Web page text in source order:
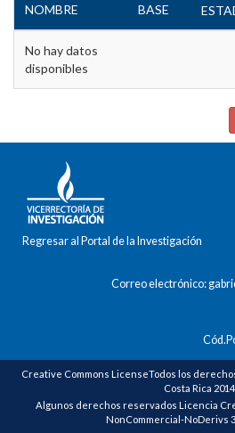
NOMBRE
BASE
No hay datos
disponibles
Regresar al Portal de la Investigación
Correo electrónico:
Creative Commons LicenseTodos los
Costa Rica 2014
Algunos derechos reservados Licencia
NonCommercial-NoDerivs